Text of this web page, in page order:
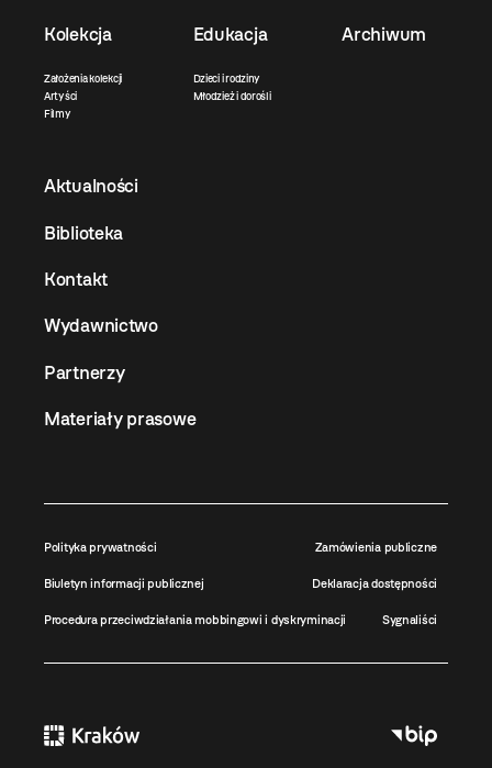
Kolekcja
Założenia kolekcji
Artyści
Filmy
Edukacja
Dzieci i rodziny
Młodzież i dorośli
Archiwum
Aktualności
Biblioteka
Kontakt
Wydawnictwo
Partnerzy
Materiały prasowe
Polityka prywatności Zamówienia publiczne
Biuletyn informacji publicznej Deklaracja dostępności
Procedura przeciwdziałania mobbingowi i dyskryminacji Sygnaliści